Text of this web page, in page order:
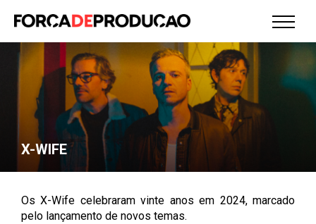
X-WIFE
Os X-Wife celebraram vinte anos em 2024, marcado
pelo lançamento de novos temas.